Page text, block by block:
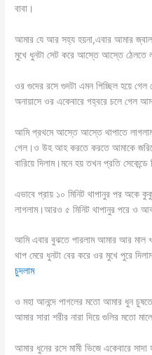
বাবা।
আমার যে আর সহ্য হয়না,এবার আমার
মুখে ধুনটা সেট করে আস্তে আস্তে ঠেলতে
ওর গুদের রসে গুদটা এমন পিচ্ছিল হয়ে
অনায়াসে ওর একেবারে গহ্বরে চলে
আমি প্রথমে আস্তে আস্তে থাপাতে
গেল।ও উহ আহ করতে করতে আমাকে
বারিয়ে দিলাম।মনে হয় তখন প্রতি
এভাবে প্রায় ১০ মিনিট থাপানুর পর অকে
লাগলাম।আরও ৫ মিনিট থাপানুর পরে ও
আমি এবার বুঝতে পারলাম আমার আর মাল
থাপ মেরে ধুনটা বের করে ওর মুখে পুরে
চুদলাম
ও মহা আনন্দে পাগলের মতো আমার ধুন
আমার সারা শরীর নারা দিয়ে গুলির মতো
আমার ধুনের রসে মামী ভিজে একেবারে